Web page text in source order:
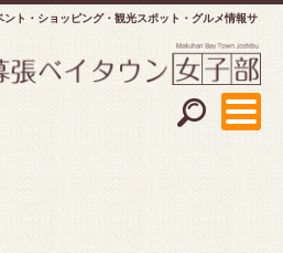
ント・ショッピング
観光スポット・グルメ情報サ